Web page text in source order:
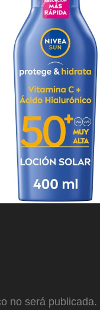
no será publicada.